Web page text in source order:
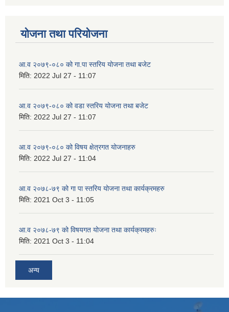
योजना तथा परियोजना
आ.व २०७९-०८० को गा.पा स्तरिय योजना तथा बजेट
मिति: 2022 Jul 27 - 11:07
आ.व २०७९-०८० को वडा स्तरिय योजना तथा बजेट
मिति: 2022 Jul 27 - 11:07
आ.व २०७९-०८० को विषय क्षेत्रगत योजनाहरु
मिति: 2022 Jul 27 - 11:04
आ.व २०७८-७९ को गा पा स्तरिय योजना तथा कार्यक्रमहरु
मिति: 2021 Oct 3 - 11:05
आ.व २०७८-७९ को विषयगत योजना तथा कार्यक्रमहरुः
मिति: 2021 Oct 3 - 11:04
अन्य